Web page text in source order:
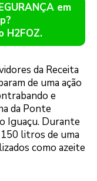
em
H2FOZ.
da Receita
de uma ação
e
da Ponte
Iguaçu. Durante
150 litros de uma
como azeite